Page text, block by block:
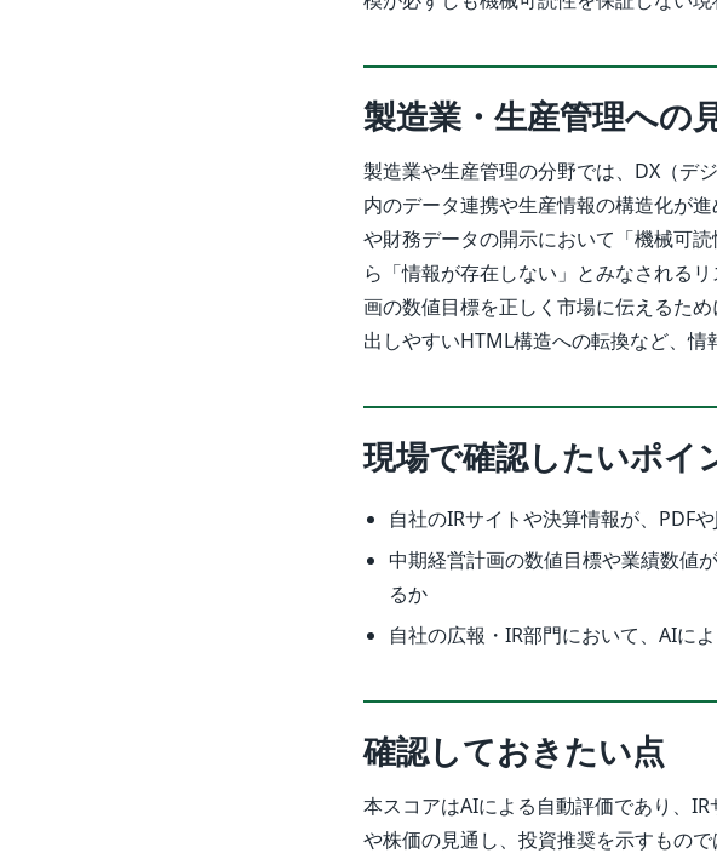
製造業・生産管理への
製造業や生産管理の分野では、DX（デ
内のデータ連携や生産情報の構造化が
や財務データの開示において「機械可
ら「情報が存在しない」とみなされる
画の数値目標を正しく市場に伝えるた
出しやすいHTML構造への転換など、情
現場で確認したいポイ
自社のIRサイトや決算情報が、PDF
中期経営計画の数値目標や業績数値
るか
自社の広報・IR部門において、AIに
確認しておきたい点
本スコアはAIによる自動評価であり、
や株価の見通し、投資推奨を示すもの